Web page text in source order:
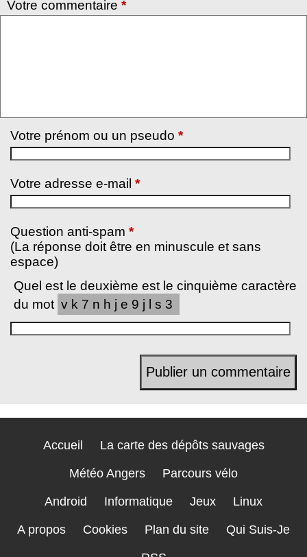
Votre commentaire *
Votre prénom ou un pseudo *
Votre adresse e-mail *
Question anti-spam *
(La réponse doit être en minuscule et sans
espace)
Quel est le deuxième est le cinquième caractère
du mot vk7nhje9jls3
Accueil La carte des dépôts sauvages
Météo Angers Parcours vélo
Android Informatique Jeux Linux
A propos Cookies Plan du site Qui Suis-Je